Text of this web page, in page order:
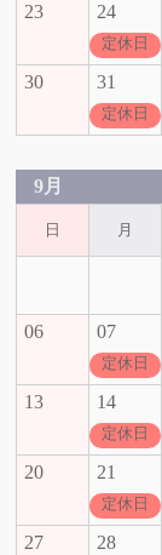
23 24
定休日
30 31
定休日
9月
日 月
06 07
定休日
13 14
定休日
20 21
定休日
27 28